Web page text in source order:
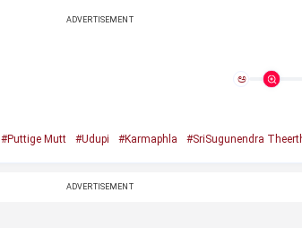
ADVERTISEMENT
ಅ
#Puttige Mutt #Udupi #Karmaphla #SriSugunendra
ADVERTISEMENT